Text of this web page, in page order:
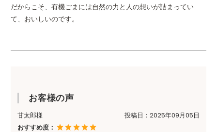
だからこそ、有機ごまには自然の力と人の想いが詰まってい
て、おいしいのです。
お客様の声
甘太郎様 投稿日： 2025年09月05日
おすすめ度：